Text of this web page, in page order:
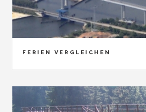
FERIEN VERGLEICHEN